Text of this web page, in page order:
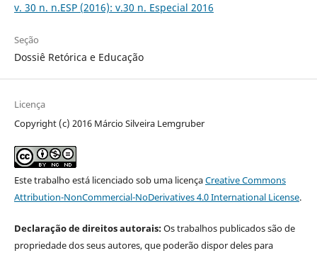
v. 30 n. n.ESP (2016): v.30 n. Especial 2016
Seção
Dossiê Retórica e Educação
Licença
Copyright (c) 2016 Márcio Silveira Lemgruber
Este trabalho está licenciado sob uma licençaCreative Commons
Attribution-NonCommercial-NoDerivatives 4.0 International License.
Declaração de direitos autorais:Os trabalhos publicados são de
propriedade dos seus autores, que poderão dispor deles para